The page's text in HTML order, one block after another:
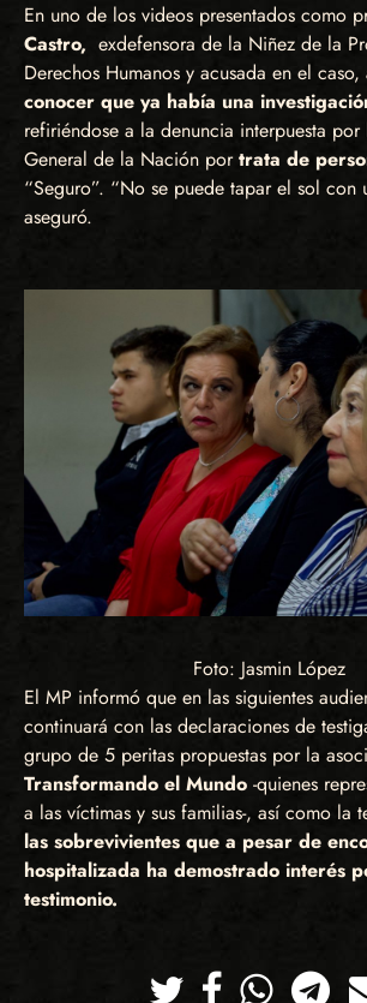
En uno de los videos presentados como
Castro, exdefensora de la Niñez de la
Derechos Humanos y acusada en el caso,
conocer que ya había una
refiriéndose a la denuncia interpuesta
General de la Nación portrata de
“Seguro”. “No se puede tapar el sol con
aseguró.
Foto: Jasmin López
El MP informó que en las siguientes
continuará con las declaraciones de
grupo de 5 peritas propuestas por la
Transformando el Mundo -quienes
a las víctimas y sus familias-, así como la
las sobrevivientes que a pesar de
hospitalizada ha demostrado interés
testimonio.
TwitterFacebookWhatsapp